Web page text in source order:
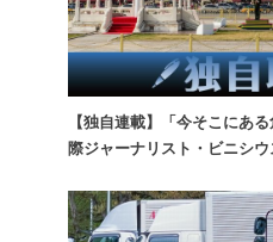
【独自連載】「今そこにあ
際ジャーナリスト・ビニシウ